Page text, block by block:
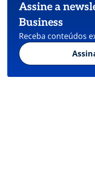
Assine a
Business
Receba conteúdos